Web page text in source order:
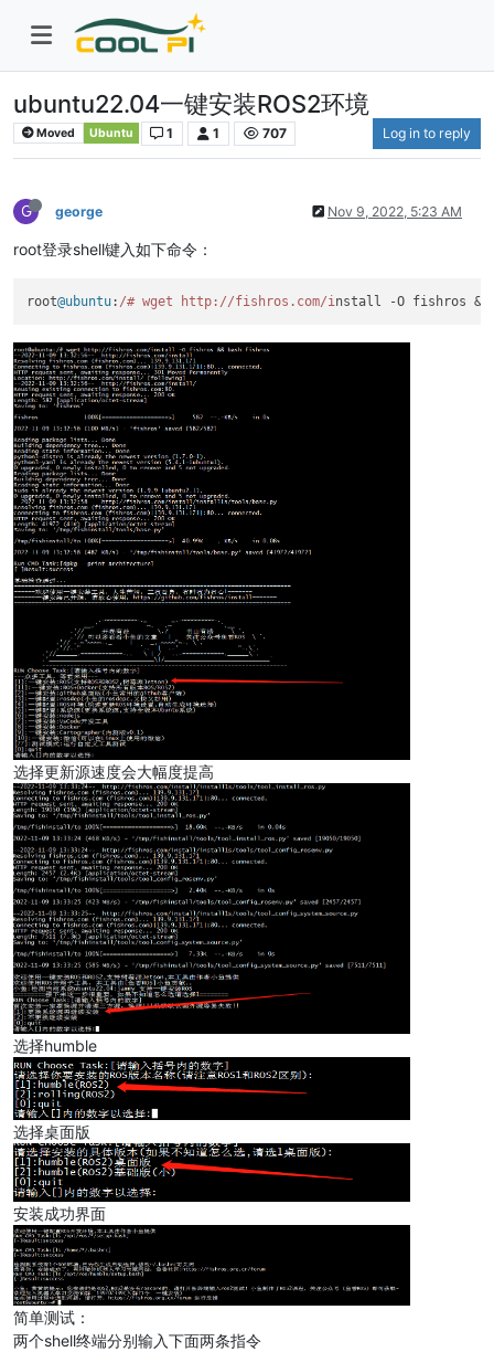
ubuntu22.04一键安装ROS2环境
Moved Ubuntu 1 1 707 Log in to reply
G george Nov 9, 2022, 5:23 AM
root登录shell键入如下命令：
root@ubuntu: /# wget http://fishros.com/i
选择更新源速度会大幅度提高
选择humble
选择桌面版
安装成功界面
简单测试：
两个shell终端分别输入下面两条指令